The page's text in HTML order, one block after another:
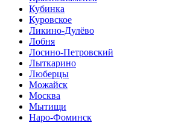
Кубинка
Куровское
Ликино-Дулёво
Лобня
Лосино-Петровский
Лыткарино
Люберцы
Можайск
Москва
Мытищи
Наро-Фоминск